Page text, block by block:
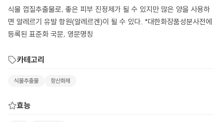
식물 껍질추출물로, 좋은 피부 진정제가 될 수 있지만 많은 양을 사용하
면 알레르기 유발 항원(알레르겐)이 될 수 있다. *대한화장품성분사전에
등록된 표준화 국문, 영문명칭
카테고리
식물추출물 항산화제
효능